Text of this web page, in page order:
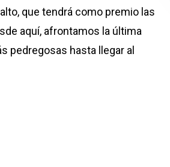
que tendrá como premio las
aquí, afrontamos la última
pedregosas hasta llegar al